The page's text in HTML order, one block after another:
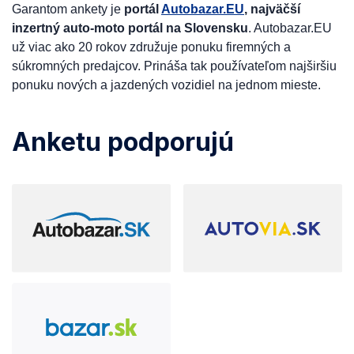
Garantom ankety je portál Autobazar.EU, najväčší
inzertný auto-moto portál na Slovensku. Autobazar.EU
už viac ako 20 rokov združuje ponuku firemných a
súkromných predajcov. Prináša tak používateľom najširšiu
ponuku nových a jazdených vozidiel na jednom mieste.
Anketu podporujú